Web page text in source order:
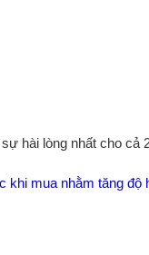
hài lòng nhất cho
mua nhằm tăng độ